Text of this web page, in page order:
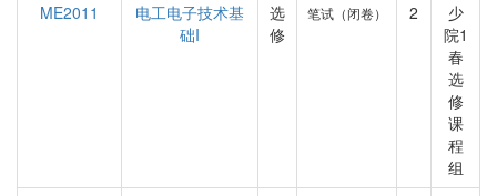
ME2011
电工电子技术基
础I
选
修
笔试（闭卷） 2
少
院1
春
选
修
课
程
组